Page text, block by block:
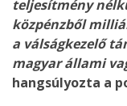
teljesítmény
közpénzből
a válságkezelő
magyar állami
hangsúlyozta a